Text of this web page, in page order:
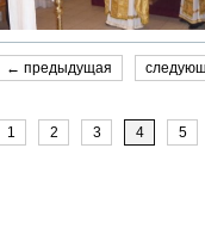
← предыдущая
1 2 3 4 5